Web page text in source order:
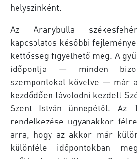
helyszínként.
Az Aranybulla
kapcsolatos későbbi
kettősség figyelhető meg. A
időpontja — minden
szempontokat követve — már
kezdődően távolodni kezdett
Szent István ünnepétől. Az
rendelkezése ugyanakkor
arra, hogy az akkor már
különféle időpontokban